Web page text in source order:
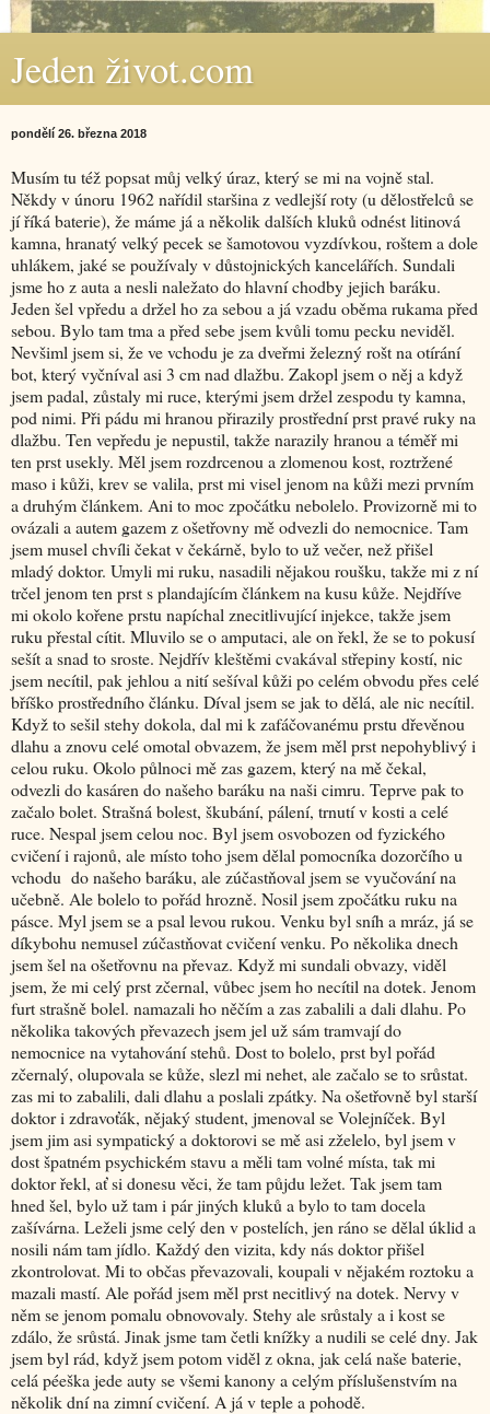
Jeden život.com
pondělí 26. března 2018
Musím tu též popsat můj velký úraz, který se mi na vojně stal.
Někdy v únoru 1962 nařídil staršina z vedlejší roty (u dělostřelců se
jí říká baterie), že máme já a několik dalších kluků odnést litinová
kamna, hranatý velký pecek se šamotovou vyzdívkou, roštem a dole
uhlákem, jaké se používaly v důstojnických kancelářích. Sundali
jsme ho z auta a nesli naležato do hlavní chodby jejich baráku.
Jeden šel vpředu a držel ho za sebou a já vzadu oběma rukama před
sebou. Bylo tam tma a před sebe jsem kvůli tomu pecku neviděl.
Nevšiml jsem si, že ve vchodu je za dveřmi železný rošt na otírání
bot, který vyčníval asi 3 cm nad dlažbu. Zakopl jsem o něj a když
jsem padal, zůstaly mi ruce, kterými jsem držel zespodu ty kamna,
pod nimi. Při pádu mi hranou přirazily prostřední prst pravé ruky na
dlažbu. Ten vepředu je nepustil, takže narazily hranou a téměř mi
ten prst usekly. Měl jsem rozdrcenou a zlomenou kost, roztržené
maso i kůži, krev se valila, prst mi visel jenom na kůži mezi prvním
a druhým článkem. Ani to moc zpočátku nebolelo. Provizorně mi to
ovázali a autem gazem z ošetřovny mě odvezli do nemocnice. Tam
jsem musel chvíli čekat v čekárně, bylo to už večer, než přišel
mladý doktor. Umyli mi ruku, nasadili nějakou roušku, takže mi z ní
trčel jenom ten prst s plandajícím článkem na kusu kůže. Nejdříve
mi okolo kořene prstu napíchal znecitlivující injekce, takže jsem
ruku přestal cítit. Mluvilo se o amputaci, ale on řekl, že se to pokusí
sešít a snad to sroste. Nejdřív kleštěmi cvakával střepiny kostí, nic
jsem necítil, pak jehlou a nití sešíval kůži po celém obvodu přes celé
bříško prostředního článku. Díval jsem se jak to dělá, ale nic necítil.
Když to sešil stehy dokola, dal mi k zafáčovanému prstu dřevěnou
dlahu a znovu celé omotal obvazem, že jsem měl prst nepohyblivý i
celou ruku. Okolo půlnoci mě zas gazem, který na mě čekal,
odvezli do kasáren do našeho baráku na naši cimru. Teprve pak to
začalo bolet. Strašná bolest, škubání, pálení, trnutí v kosti a celé
ruce. Nespal jsem celou noc. Byl jsem osvobozen od fyzického
cvičení i rajonů, ale místo toho jsem dělal pomocníka dozorčího u
vchodu do našeho baráku, ale zúčastňoval jsem se vyučování na
učebně. Ale bolelo to pořád hrozně. Nosil jsem zpočátku ruku na
pásce. Myl jsem se a psal levou rukou. Venku byl sníh a mráz, já se
díkybohu nemusel zúčastňovat cvičení venku. Po několika dnech
jsem šel na ošetřovnu na převaz. Když mi sundali obvazy, viděl
jsem, že mi celý prst zčernal, vůbec jsem ho necítil na dotek. Jenom
furt strašně bolel. namazali ho něčím a zas zabalili a dali dlahu. Po
několika takových převazech jsem jel už sám tramvají do
nemocnice na vytahování stehů. Dost to bolelo, prst byl pořád
zčernalý, olupovala se kůže, slezl mi nehet, ale začalo se to srůstat.
zas mi to zabalili, dali dlahu a poslali zpátky. Na ošetřovně byl starší
doktor i zdravoťák, nějaký student, jmenoval se Volejníček. Byl
jsem jim asi sympatický a doktorovi se mě asi zželelo, byl jsem v
dost špatném psychickém stavu a měli tam volné místa, tak mi
doktor řekl, ať si donesu věci, že tam půjdu ležet. Tak jsem tam
hned šel, bylo už tam i pár jiných kluků a bylo to tam docela
zašívárna. Leželi jsme celý den v postelích, jen ráno se dělal úklid a
nosili nám tam jídlo. Každý den vizita, kdy nás doktor přišel
zkontrolovat. Mi to občas převazovali, koupali v nějakém roztoku a
mazali mastí. Ale pořád jsem měl prst necitlivý na dotek. Nervy v
něm se jenom pomalu obnovovaly. Stehy ale srůstaly a i kost se
zdálo, že srůstá. Jinak jsme tam četli knížky a nudili se celé dny. Jak
jsem byl rád, když jsem potom viděl z okna, jak celá naše baterie,
celá péeška jede auty se všemi kanony a celým příslušenstvím na
několik dní na zimní cvičení. A já v teple a pohodě.